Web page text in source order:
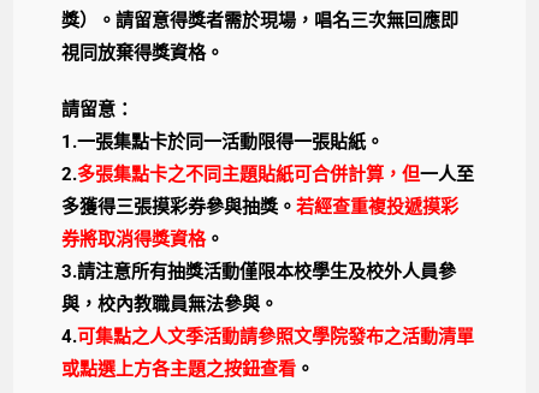
獎）。請留意得獎者需於現場，唱名三次無回應即
視同放棄得獎資格。
請留意：
1.一張集點卡於同一活動限得一張貼紙。
2.多張集點卡之不同主題貼紙可合併計算，但一人至
多獲得三張摸彩券參與抽獎。若經查重複投遞摸彩
券將取消得獎資格。
3.請注意所有抽獎活動僅限本校學生及校外人員參
與，校內教職員無法參與。
4.可集點之人文季活動請參照文學院發布之活動清單
或點選上方各主題之按鈕查看 。